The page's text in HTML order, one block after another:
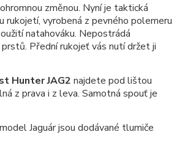
změnou. Nyní je taktická
rukojetí, vyrobená z pevného polemeru
natahováku. Nepostrádá
Přední rukojeť vás nutí držet ji
Hunter JAG2 najdete pod lištou
z prava i z leva. Samotná spouť je
Jaguár jsou dodávané tlumiče